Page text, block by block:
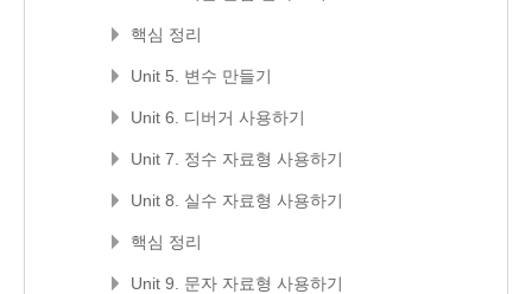
핵심 정리
Unit 5. 변수 만들기
Unit 6. 디버거 사용하기
Unit 7. 정수 자료형 사용하기
Unit 8. 실수 자료형 사용하기
핵심 정리
Unit 9. 문자 자료형 사용하기